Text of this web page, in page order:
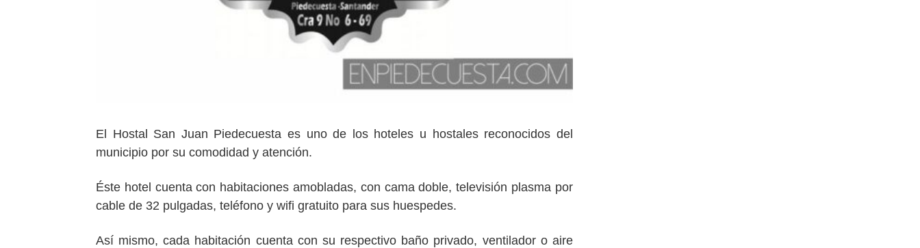
El Hostal San Juan Piedecuesta es uno de los hoteles u hostales reconocidos del
municipio por su comodidad y atención.
Éste hotel cuenta con habitaciones amobladas, con cama doble, televisión plasma por
cable de 32 pulgadas, teléfono y wifi gratuito para sus huespedes.
Así mismo, cada habitación cuenta con su respectivo baño privado, ventilador o aire